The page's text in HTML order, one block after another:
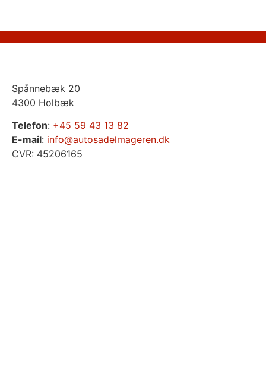
Spånnebæk 20
4300 Holbæk
Telefon: +45 59 43 13 82
E-mail: info@autosadelmageren.dk
CVR: 45206165